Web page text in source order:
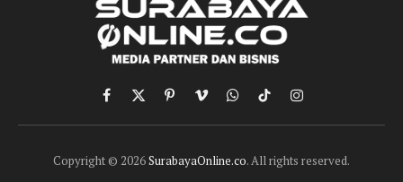
Facebook
X
(Twitter)
PinterestVimeoWhatsApp
TikTokInstagram
Copyright © 2026SurabayaOnline.co. All rights reserved.